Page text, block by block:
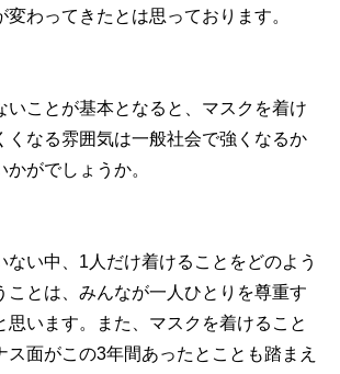
変わってきたとは思っております。
いことが基本となると、マスクを着け
くなる雰囲気は一般社会で強くなるか
がでしょうか。
ない中、1人だけ着けることをどのよう
ことは、みんなが一人ひとりを尊重す
思います。また、マスクを着けること
ス面がこの3年間あったとことも踏まえ